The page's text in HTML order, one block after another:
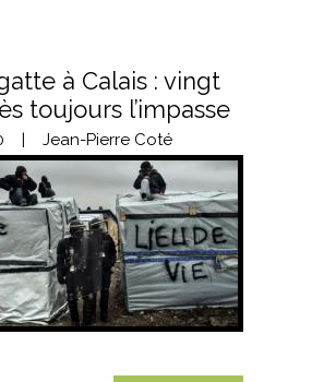
à Calais : vingt
toujours l’impasse
| Jean-Pierre Coté